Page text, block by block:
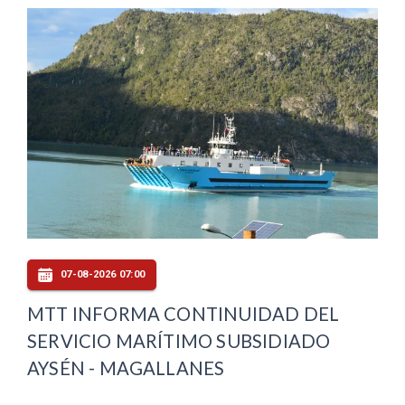
07-08-2026 07:00
MTT INFORMA CONTINUIDAD DEL
SERVICIO MARÍTIMO SUBSIDIADO
AYSÉN - MAGALLANES